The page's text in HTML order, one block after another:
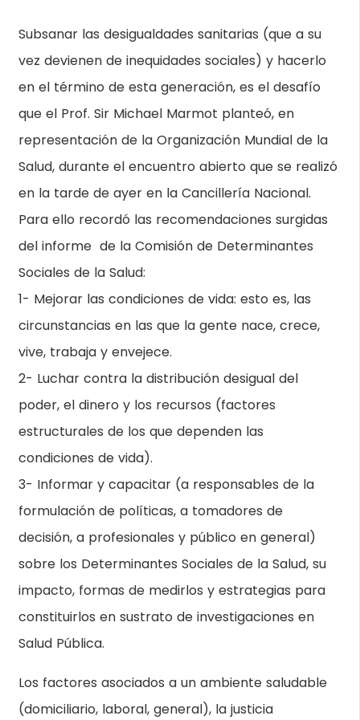
Subsanar las desigualdades sanitarias (que a su
vez devienen de inequidades sociales) y hacerlo
en el término de esta generación, es el desafío
que el Prof. Sir Michael Marmot planteó, en
representación de la Organización Mundial de la
Salud, durante el encuentro abierto que se realizó
en la tarde de ayer en la Cancillería Nacional.
Para ello recordó las recomendaciones surgidas
del informe de la Comisión de Determinantes
Sociales de la Salud:
1- Mejorar las condiciones de vida: esto es, las
circunstancias en las que la gente nace, crece,
vive, trabaja y envejece.
2- Luchar contra la distribución desigual del
poder, el dinero y los recursos (factores
estructurales de los que dependen las
condiciones de vida).
3- Informar y capacitar (a responsables de la
formulación de políticas, a tomadores de
decisión, a profesionales y público en general)
sobre los Determinantes Sociales de la Salud, su
impacto, formas de medirlos y estrategias para
constituirlos en sustrato de investigaciones en
Salud Pública.
Los factores asociados a un ambiente saludable
(domiciliario, laboral, general), la justicia